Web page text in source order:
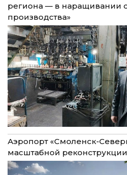
региона — в наращивании
производства»
Аэропорт «Смоленск-
масштабной реконструкции